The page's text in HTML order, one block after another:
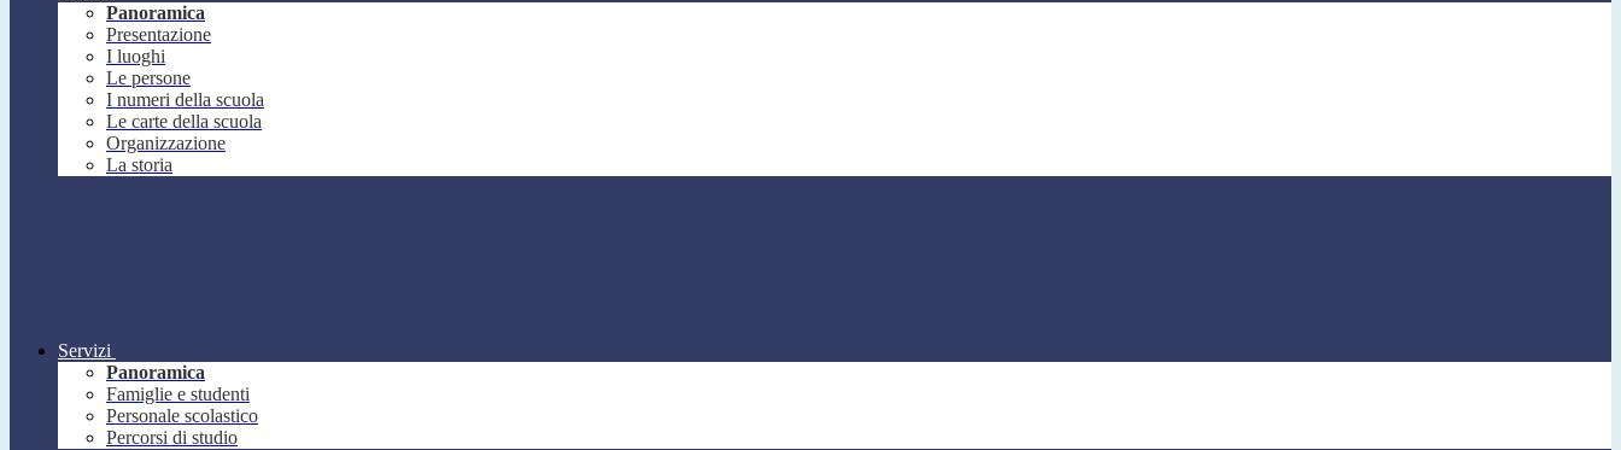
Panoramica
Presentazione
I luoghi
Le persone
I numeri della scuola
Le carte della scuola
Organizzazione
La storia
Servizi
Panoramica
Famiglie e studenti
Personale scolastico
Percorsi di studio